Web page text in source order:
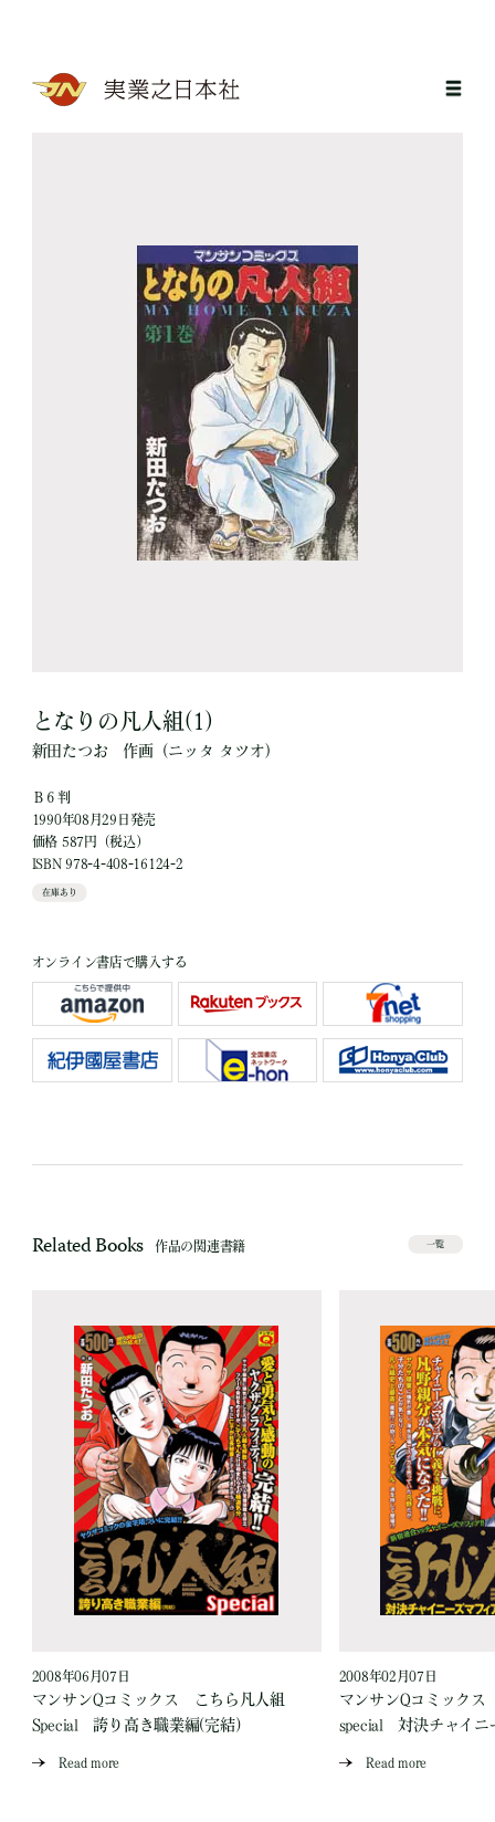
となりの凡人組(1)
新田たつお 作画 （ニッタ タツオ）
Ｂ６判
1990年08月29日発売
価格 587円（税込）
ISBN 978-4-408-16124-2
在庫あり
オンライン書店で購入する
Related Books 作品の関連書籍 一覧
2008年06月07日
マンサンQコミックス こちら凡人組
Special 誇り高き職業編(完結)
Read more
2008年02月07日
マンサンQコミック
special 対決チャイニ
Read more